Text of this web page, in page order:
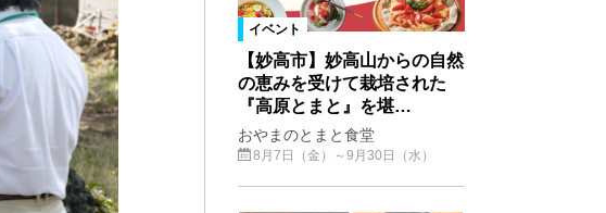
イベント
【妙高市】妙高山からの自然
の恵みを受けて栽培された
『高原とまと』を堪…
おやまのとまと食堂
8月7日（金）～9月30日（水）